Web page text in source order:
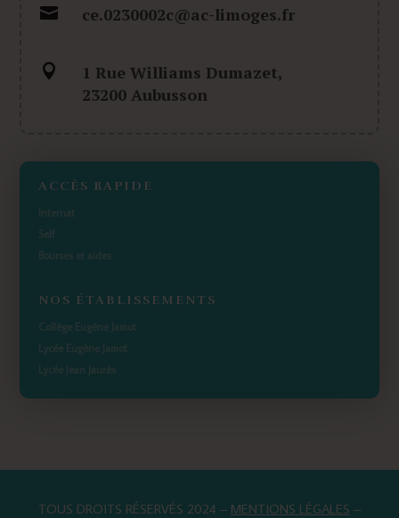
 ce.0230002c@ac-limoges.fr

1 Rue Williams Dumazet,
23200 Aubusson
ACCÈS RAPIDE
NOS ÉTABLISSEMENTS
TOUS DROITS RÉSERVÉS 2024 – MENTIONS LÉGALES –